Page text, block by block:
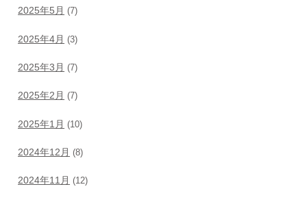
2025年5月 (7)
2025年4月 (3)
2025年3月 (7)
2025年2月 (7)
2025年1月 (10)
2024年12月 (8)
2024年11月 (12)